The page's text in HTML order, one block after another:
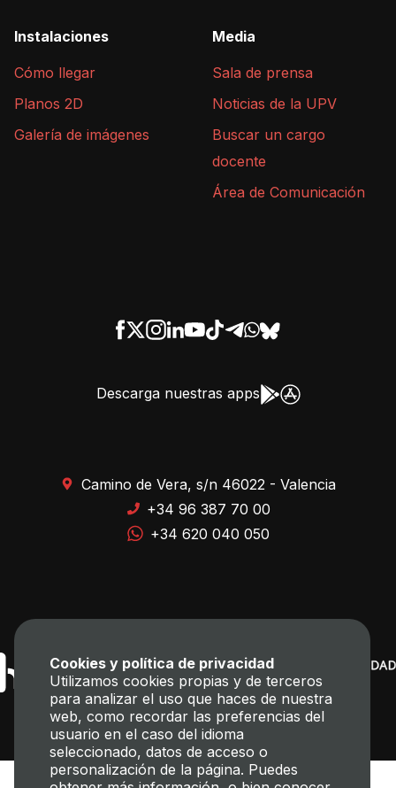
Instalaciones
Cómo llegar
Planos 2D
Galería de imágenes
Media
Sala de prensa
Noticias de la UPV
Buscar un cargo
docente
Área de Comunicación
Descarga nuestras apps
Camino de Vera, s/n 46022 - Valencia
+34 96 387 70 00
+34 620 040 050
Cookies y política de privacidad
Utilizamos cookies propias y de terceros
para analizar el uso que haces de nuestra
web, como recordar las preferencias del
usuario en el caso del idioma
seleccionado, datos de acceso o
personalización de la página. Puedes